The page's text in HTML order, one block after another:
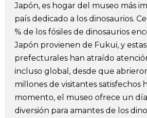
Vídeos e imágenes
En profundidad
Más
Noticias official SNS
Japón, es hogar del museo más
país dedicado a los dinosaurios.
% de los fósiles de dinosaurios
Japón provienen de Fukui, y
prefecturales han atraído
incluso global, desde que
millones de visitantes satisfechos
momento, el museo ofrece un
diversión para amantes de los